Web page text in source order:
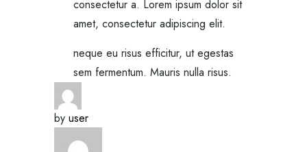
consectetur a. Lorem ipsum dolor sit
amet, consectetur adipiscing elit.
neque eu risus efficitur, ut egestas
sem fermentum. Mauris nulla risus.
by user